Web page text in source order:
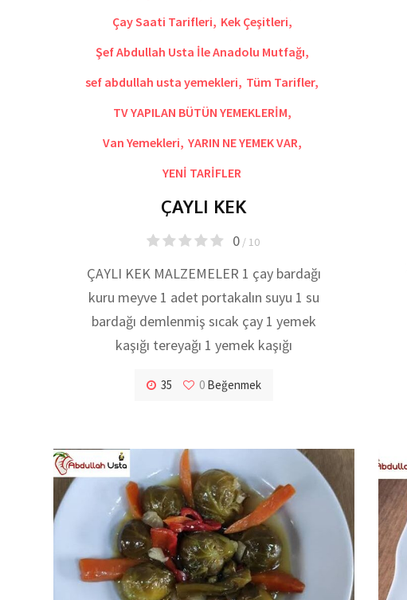
Çay Saati Tarifleri, Kek Çeşitleri,
Şef Abdullah Usta İle Anadolu Mutfağı,
sef abdullah usta yemekleri, Tüm Tarifler,
TV YAPILAN BÜTÜN YEMEKLERİM,
Van Yemekleri, YARIN NE YEMEK VAR,
YENİ TARİFLER
ÇAYLI KEK
0/ 10
ÇAYLI KEK MALZEMELER 1 çay bardağı
kuru meyve 1 adet portakalın suyu 1 su
bardağı demlenmiş sıcak çay 1 yemek
kaşığı tereyağı 1 yemek kaşığı
35 0 Beğenmek